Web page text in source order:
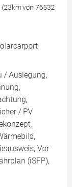
(23km von 76532
/ Auslegung,
/ PV
Vor-
(iSFP),